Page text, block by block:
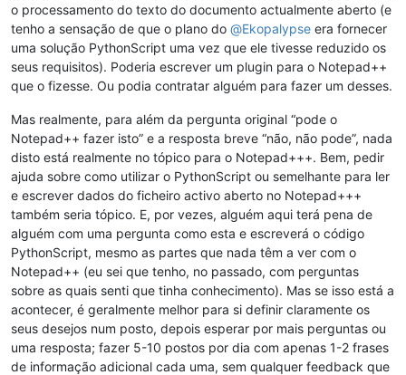
o processamento do texto do documento actualmente aberto (e
tenho a sensação de que o plano do @Ekopalypse era fornecer
uma solução PythonScript uma vez que ele tivesse reduzido os
seus requisitos). Poderia escrever um plugin para o Notepad++
que o fizesse. Ou podia contratar alguém para fazer um desses.
Mas realmente, para além da pergunta original “pode o
Notepad++ fazer isto” e a resposta breve “não, não pode”, nada
disto está realmente no tópico para o Notepad+++. Bem, pedir
ajuda sobre como utilizar o PythonScript ou semelhante para ler
e escrever dados do ficheiro activo aberto no Notepad+++
também seria tópico. E, por vezes, alguém aqui terá pena de
alguém com uma pergunta como esta e escreverá o código
PythonScript, mesmo as partes que nada têm a ver com o
Notepad++ (eu sei que tenho, no passado, com perguntas
sobre as quais senti que tinha conhecimento). Mas se isso está a
acontecer, é geralmente melhor para si definir claramente os
seus desejos num posto, depois esperar por mais perguntas ou
uma resposta; fazer 5-10 postos por dia com apenas 1-2 frases
de informação adicional cada uma, sem qualquer feedback que